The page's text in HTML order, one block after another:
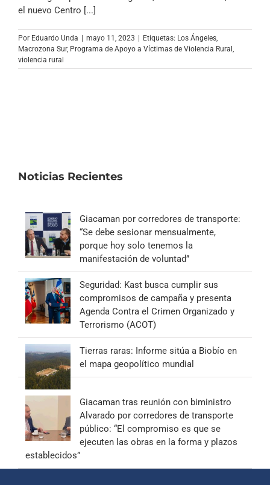
el nuevo Centro [...]
Por Eduardo Unda | mayo 11, 2023 | Etiquetas: Los Ángeles
Macrozona Sur, Programa de Apoyo a Víctimas de Violencia Rural
violencia rural
Noticias Recientes
Giacaman por corredores de transporte:
“Se debe sesionar mensualmente,
porque hoy solo tenemos la
manifestación de voluntad”
Seguridad: Kast busca cumplir sus
compromisos de campaña y presenta
Agenda Contra el Crimen Organizado y
Terrorismo (ACOT)
Tierras raras: Informe sitúa a Biobío en
el mapa geopolítico mundial
Giacaman tras reunión con biministro
Alvarado por corredores de transporte
público: “El compromiso es que se
ejecuten las obras en la forma y plazos
establecidos”